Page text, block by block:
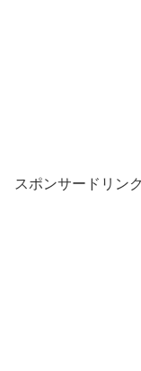
スポンサードリンク